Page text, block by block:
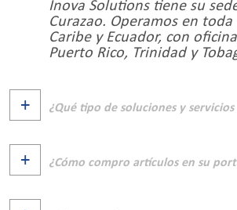
Inova Solutions tiene su
Curazao. Operamos en
Caribe y Ecuador, con
Puerto Rico, Trinidad y
¿Qué tipo de soluciones y
¿Cómo compro artículos en su